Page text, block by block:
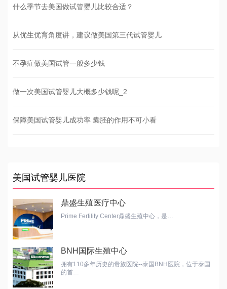
什么季节去美国做试管婴儿比较合适？
从优生优育角度讲，建议做美国第三代试管婴儿
不孕症做美国试管一般多少钱
做一次美国试管婴儿大概多少钱呢_2
保障美国试管婴儿成功率 囊胚的作用不可小看
美国试管婴儿医院
鼎盛生殖医疗中心
Prime Fertility Center鼎盛生殖中心，是…
BNH国际生殖中心
拥有110多年历史的贵族医院--泰国BNH医院，位于泰国
的首…